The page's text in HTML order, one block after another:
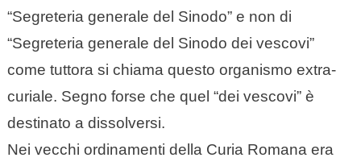
“Segreteria generale del Sinodo” e non di
“Segreteria generale del Sinodo dei vescovi”
come tuttora si chiama questo organismo extra-
curiale. Segno forse che quel “dei vescovi” è
destinato a dissolversi.
Nei vecchi ordinamenti della Curia Romana era